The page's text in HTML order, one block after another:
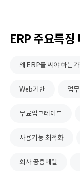
ERP 주요특징
왜 ERP를 써야 하는가
Web기반 업
무료업그레이드
사용기능 최적화
회사 공용메일